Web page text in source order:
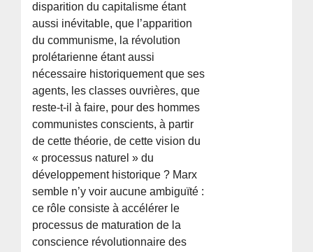
disparition du capitalisme étant
aussi inévitable, que l’apparition
du communisme, la révolution
prolétarienne étant aussi
nécessaire historiquement que ses
agents, les classes ouvrières, que
reste-t-il à faire, pour des hommes
communistes conscients, à partir
de cette théorie, de cette vision du
« processus naturel » du
développement historique ? Marx
semble n’y voir aucune ambiguïté :
ce rôle consiste à accélérer le
processus de maturation de la
conscience révolutionnaire des